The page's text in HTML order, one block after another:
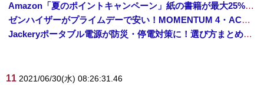
Amazon「夏のポイントキャンペーン」紙の書籍が最大25%ポイント還元 対象と条件を整理（2026年7月）
ゼンハイザーがプライムデーで安い！MOMENTUM 4・ACCENTUMなど対象モデルまとめ！
Jackeryポータブル電源が防災・停電対策に！選び方まとめ【プライムデー最終日】
11 2021/06/30(水) 08:26:31.46